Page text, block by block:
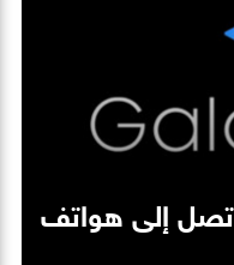
تصل إلى هواتف